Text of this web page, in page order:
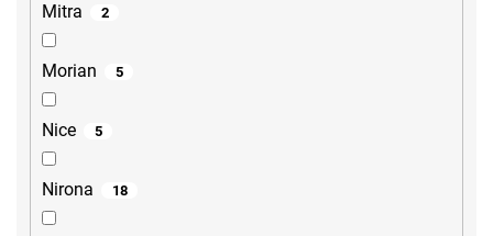
Mitra 2
Morian 5
Nice 5
Nirona 18